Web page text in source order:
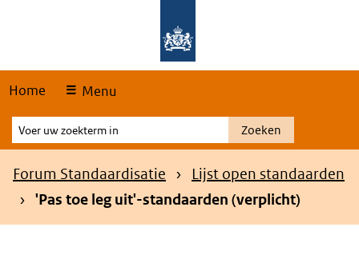
Home Menu
Voer
uw
zoekterm
Zoeken
Kruimelpad
Forum Standaardisatie
Lijst open standaarden
'Pas toe leg uit'-standaarden (verplicht)